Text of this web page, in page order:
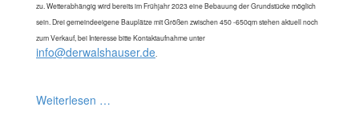
zu. Wetterabhängig wird bereits im Frühjahr 2023 eine Bebauung der Grundstücke möglich
sein. Drei gemeindeeigene Bauplätze mit Größen zwischen 450 -650qm stehen aktuell noch
zum Verkauf, bei Interesse bitte Kontaktaufnahme unter
info@derwalshauser.de
Weiterlesen …